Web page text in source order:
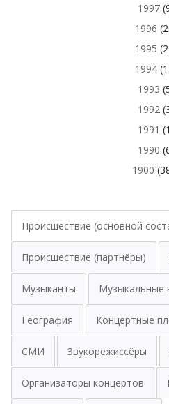
1997
1996
1995
1994
1993
1992
1991
1990
1900
Происшествие (основной
Происшествие (партнёры)
Музыканты Музыкальные
География Концертные
СМИ Звукорежиссёры
Организаторы концертов